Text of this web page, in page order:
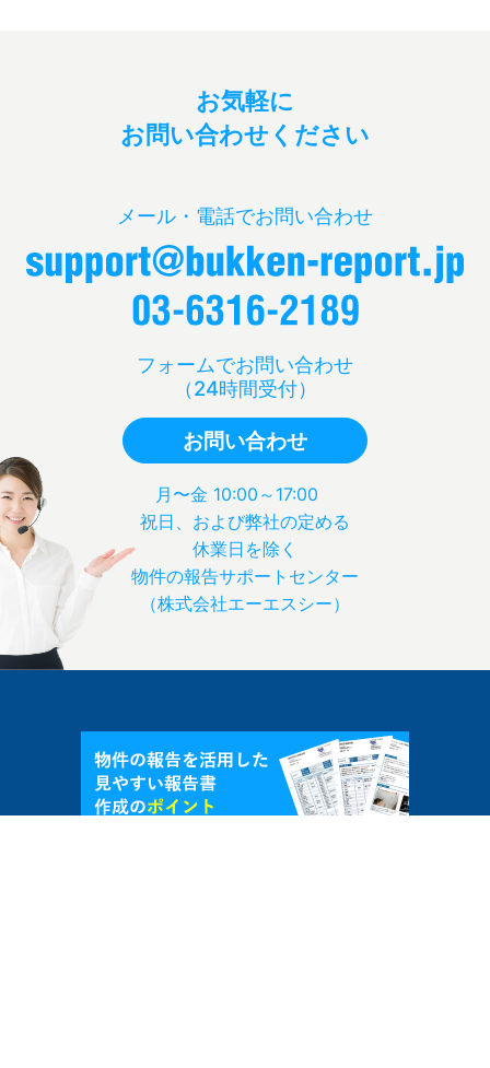
お気軽に
お問い合わせください
メール・電話でお問い合わせ
フォームでお問い合わせ
（24時間受付）
お問い合わせ
月〜金 10:00～17:00
祝日、および弊社の定める
休業日を除く
物件の報告サポートセンター
（株式会社エーエスシー）